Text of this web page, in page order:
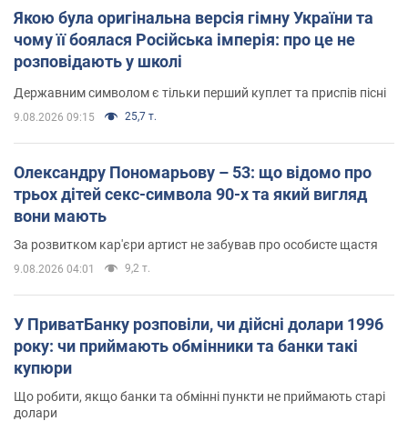
Якою була оригінальна версія гімну України та
чому її боялася Російська імперія: про це не
розповідають у школі
Державним символом є тільки перший куплет та приспів пісні
9.08.2026 09:15 25,7 т.
Олександру Пономарьову – 53: що відомо про
трьох дітей секс-символа 90-х та який вигляд
вони мають
За розвитком кар'єри артист не забував про особисте щастя
9.08.2026 04:01 9,2 т.
У ПриватБанку розповіли, чи дійсні долари 1996
року: чи приймають обмінники та банки такі
купюри
Що робити, якщо банки та обмінні пункти не приймають старі
долари